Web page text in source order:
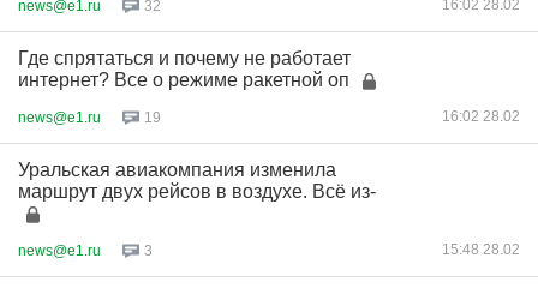
news@e1.ru 32 16:02 28.02
Где спрятаться и почему не работает
интернет? Все о режиме ракетной оп
news@e1.ru 19 16:02 28.02
Уральская авиакомпания изменила
маршрут двух рейсов в воздухе. Всё из-
news@e1.ru 3 15:48 28.02